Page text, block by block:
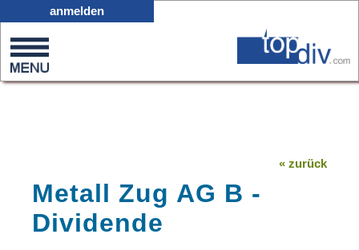
0
on
anmelden
« zurück
Metall Zug AG B -
Dividende